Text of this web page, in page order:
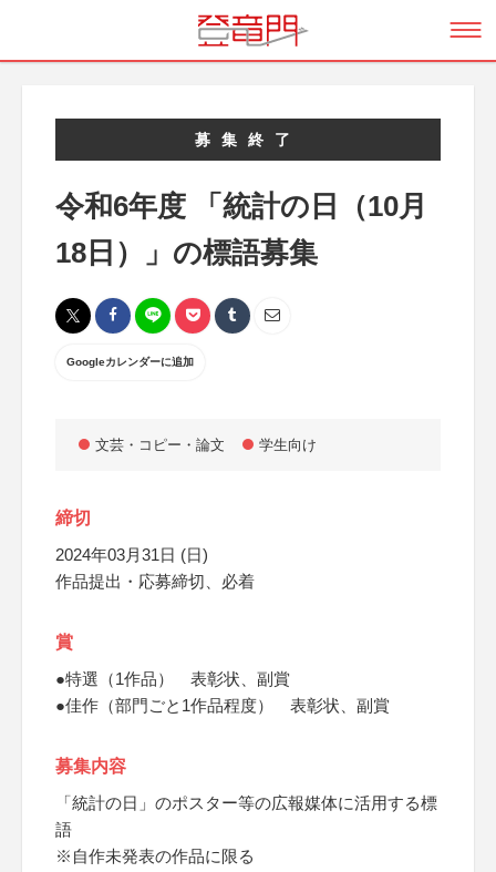
募集終了
令和6年度 「統計の日（10月
18日）」の標語募集
Googleカレンダーに追加
文芸・コピー・論文 学生向け
締切
2024年03月31日 (日)
作品提出・応募締切、必着
賞
●特選（1作品） 表彰状、副賞
●佳作（部門ごと1作品程度） 表彰状、副賞
募集内容
「統計の日」のポスター等の広報媒体に活用する標
語
※自作未発表の作品に限る